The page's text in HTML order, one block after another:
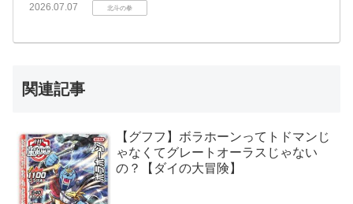
2026.07.07 北斗の拳
関連記事
【グフフ】ボラホーンってトドマンじ
ゃなくてグレートオーラスじゃない
の？【ダイの大冒険】